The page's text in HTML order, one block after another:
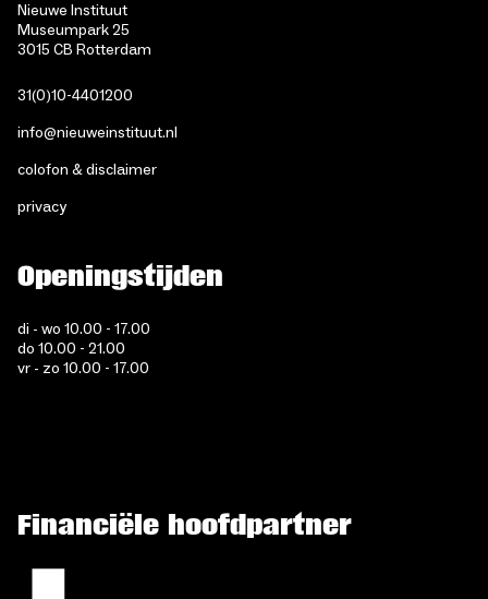
Nieuwe Instituut
Museumpark 25
3015 CB Rotterdam
31(0)10-4401200
info@nieuweinstituut.nl
colofon & disclaimer
privacy
Openingstijden
di - wo 10.00 - 17.00
do 10.00 - 21.00
vr - zo 10.00 - 17.00
Financiële hoofdpartner